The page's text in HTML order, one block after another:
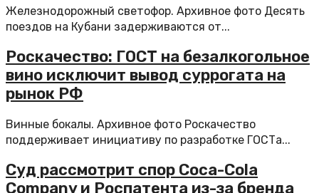
Железнодорожный светофор. Архивное фото Десять
поездов на Кубани задерживаются от...
Роскачество: ГОСТ на безалкогольное
вино исключит вывод суррогата на
рынок РФ
Винные бокалы. Архивное фото Роскачество
поддерживает инициативу по разработке ГОСТа...
Суд рассмотрит спор Coca-Cola
Company и Роспатента из-за бренда